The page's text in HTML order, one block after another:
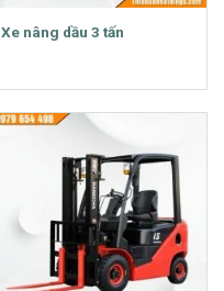
Xe nâng dầu 3 tấn